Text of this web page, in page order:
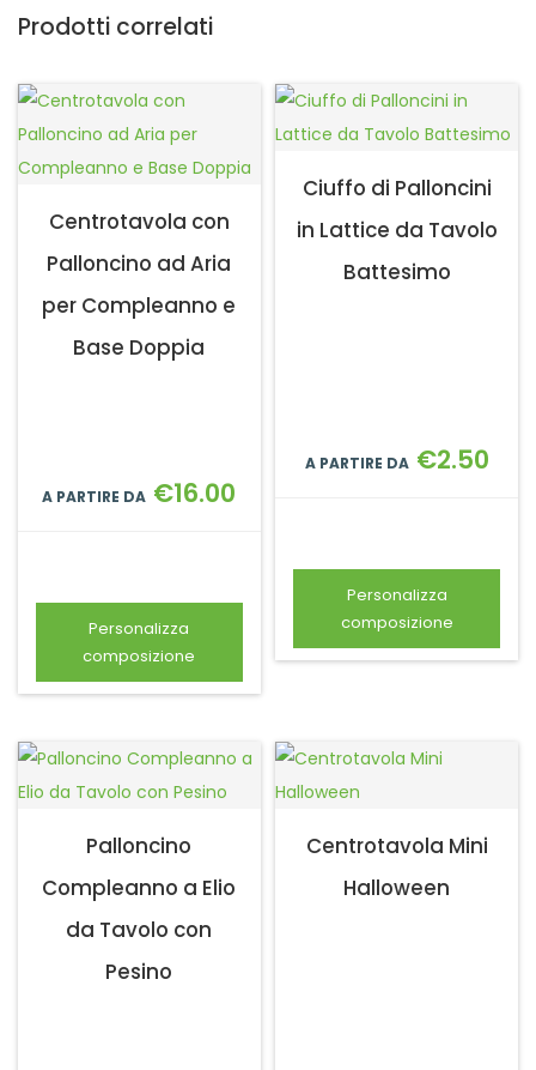
Prodotti correlati
Centrotavola con
Palloncino ad Aria
per Compleanno e
Base Doppia
A PARTIRE DA €16.00
Personalizza
composizione
Ciuffo di Palloncini
in Lattice da Tavolo
Battesimo
A PARTIRE DA €2.50
Personalizza
composizione
Palloncino
Compleanno a Elio
da Tavolo con
Pesino
Centrotavola Mini
Halloween